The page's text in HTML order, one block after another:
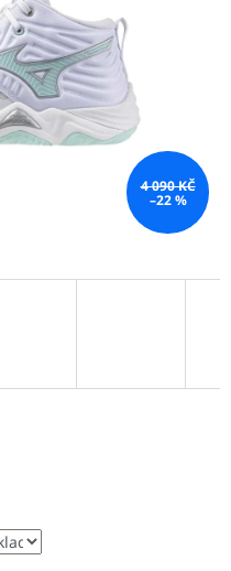
4 090 KČ
–22 %